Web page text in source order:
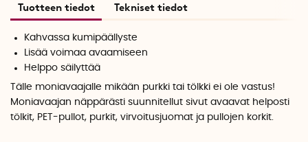
Tuotteen tiedot Tekniset tiedot
Kahvassa kumipäällyste
Lisää voimaa avaamiseen
Helppo säilyttää
Tälle moniavaajalle mikään purkki tai tölkki ei ole vastus!
Moniavaajan näppärästi suunnitellut sivut avaavat helposti
tölkit, PET-pullot, purkit, virvoitusjuomat ja pullojen korkit.